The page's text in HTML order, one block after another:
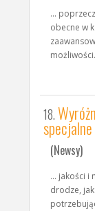
...
obecne w
18.
(Newsy)
... jakości i
drodze,